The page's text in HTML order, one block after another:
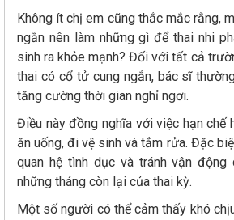
Không ít chị em cũng thắc mắc rằng,
ngắn nên làm những gì để thai nhi
sinh ra khỏe mạnh? Đối với tất cả
thai có cổ tử cung ngắn, bác sĩ
tăng cường thời gian nghỉ ngơi.
Điều này đồng nghĩa với việc hạn chế
ăn uống, đi vệ sinh và tắm rửa. Đặc
quan hệ tình dục và tránh vận
những tháng còn lại của thai kỳ.
Một số người có thể cảm thấy khó